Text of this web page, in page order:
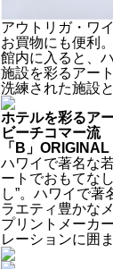
アウトリガ・ワ
お買物にも便利
館内に入ると、
施設を彩るアー
洗練された施設
ホテルを彩るア
ビーチコマー流
「B」ORIGINAL
ハワイで著名な
ートでおもてな
し”。ハワイで
ラエティ豊かな
プリントメーカ
レーションに囲